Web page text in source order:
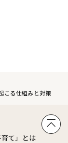
こる仕組みと対策
育て」とは